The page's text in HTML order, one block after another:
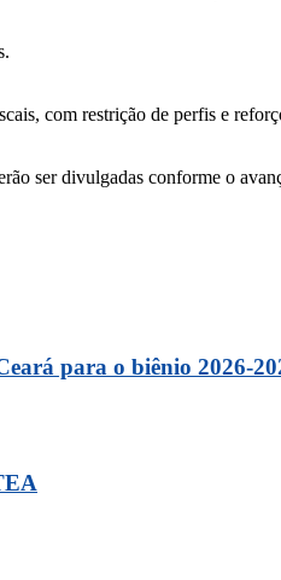
com restrição de perfis e
ser divulgadas conforme o
para o biênio 2026-